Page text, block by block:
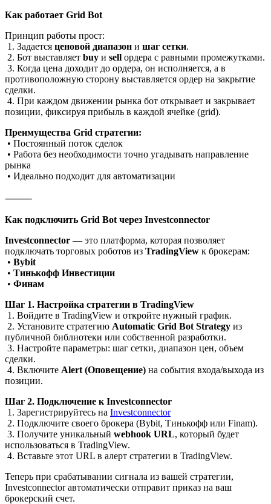
Как работает Grid Bot
Принцип работы прост:
1. Задается ценовой диапазон и шаг сетки.
2. Бот выставляет buy и sell ордера с равными промежутками.
3. Когда цена доходит до ордера, он исполняется, а в
противоположную сторону выставляется ордер на закрытие
сделки.
4. При каждом движении рынка бот открывает и закрывает
позиции, фиксируя прибыль в каждой ячейке (grid).
Преимущества Grid стратегии:
• Постоянный поток сделок
• Работа без необходимости точно угадывать направление
рынка
• Идеально подходит для автоматизации
⸻
Как подключить Grid Bot через Investconnector
Investconnector — это платформа, которая позволяет
подключать торговых роботов из TradingView к брокерам:
• Bybit
• Тинькофф Инвестиции
• Финам
Шаг 1. Настройка стратегии в TradingView
1. Войдите в TradingView и откройте нужный график.
2. Установите стратегию Automatic Grid Bot Strategy из
публичной библиотеки или собственной разработки.
3. Настройте параметры: шаг сетки, диапазон цен, объем
сделки.
4. Включите Alert (Оповещение) на события входа/выхода из
позиции.
Шаг 2. Подключение к Investconnector
1. Зарегистрируйтесь на Investconnector
2. Подключите своего брокера (Bybit, Тинькофф или Finam).
3. Получите уникальный webhook URL, который будет
использоваться в TradingView.
4. Вставьте этот URL в алерт стратегии в TradingView.
Теперь при срабатывании сигнала из вашей стратегии,
Investconnector автоматически отправит приказ на ваш
брокерский счет.